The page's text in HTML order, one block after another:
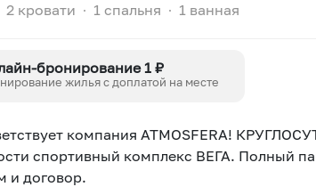
2 кровати ∙ 1 спальня ∙ 1 ванная
бронирование 1 ₽
жилья с доплатой на месте
компания АТМOSFЕRA!
спортивный комплекс ВЕГА. Полный
и договор.